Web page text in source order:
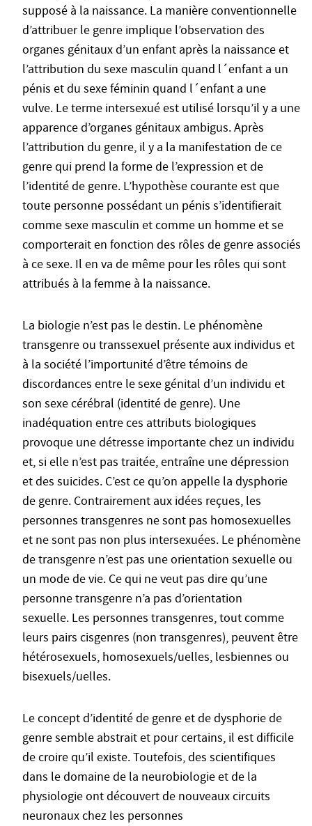
supposé à la naissance. La manière conventionnelle
d’attribuer le genre implique l’observation des
organes génitaux d’un enfant après la naissance et
l’attribution du sexe masculin quand l´enfant a un
pénis et du sexe féminin quand l´enfant a une
vulve. Le terme intersexué est utilisé lorsqu’il y a une
apparence d’organes génitaux ambigus. Après
l’attribution du genre, il y a la manifestation de ce
genre qui prend la forme de l’expression et de
l’identité de genre. L’hypothèse courante est que
toute personne possédant un pénis s’identifierait
comme sexe masculin et comme un homme et se
comporterait en fonction des rôles de genre associés
à ce sexe. Il en va de même pour les rôles qui sont
attribués à la femme à la naissance.
La biologie n’est pas le destin. Le phénomène
transgenre ou transsexuel présente aux individus et
à la société l’importunité d’être témoins de
discordances entre le sexe génital d’un individu et
son sexe cérébral (identité de genre). Une
inadéquation entre ces attributs biologiques
provoque une détresse importante chez un individu
et, si elle n’est pas traitée, entraîne une dépression
et des suicides. C’est ce qu’on appelle la dysphorie
de genre. Contrairement aux idées reçues, les
personnes transgenres ne sont pas homosexuelles
et ne sont pas non plus intersexuées. Le phénomène
de transgenre n’est pas une orientation sexuelle ou
un mode de vie. Ce qui ne veut pas dire qu’une
personne transgenre n’a pas d’orientation
sexuelle. Les personnes transgenres, tout comme
leurs pairs cisgenres (non transgenres), peuvent être
hétérosexuels, homosexuels/uelles, lesbiennes ou
bisexuels/uelles.
Le concept d’identité de genre et de dysphorie de
genre semble abstrait et pour certains, il est difficile
de croire qu’il existe. Toutefois, des scientifiques
dans le domaine de la neurobiologie et de la
physiologie ont découvert de nouveaux circuits
neuronaux chez les personnes